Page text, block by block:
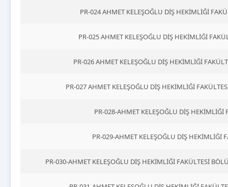
PR-024 AHMET KELEŞOĞLU DİŞ HEKİMLİĞİ
PR-025 AHMET KELEŞOĞLU DİŞ HEKİMLİĞİ
PR-026 AHMET KELEŞOĞLU DİŞ HEKİMLİĞİ
PR-027 AHMET KELEŞOĞLU DİŞ HEKİMLİĞİ
PR-028-AHMET KELEŞOĞLU DİŞ HEKİMLİĞİ
PR-029-AHMET KELEŞOĞLU DİŞ HEKİMLİĞİ
PR-030-AHMET KELEŞOĞLU DİŞ HEKİMLİĞİ FAKÜLTESİ